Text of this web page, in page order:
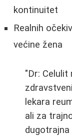
kontinuitet
Realnih
većine žena
"Dr:
lekara
ali za
dugotrajna